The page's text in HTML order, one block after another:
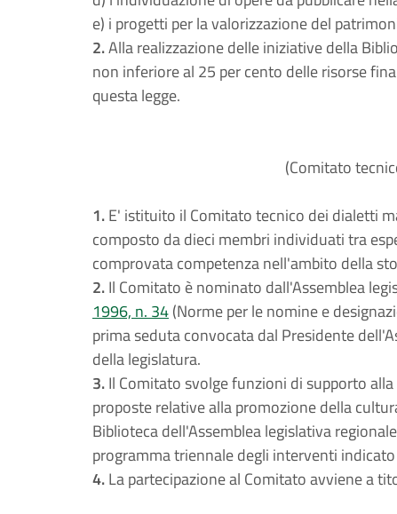
e) i progetti per la valorizzazione del
2.Alla realizzazione delle iniziative della
non inferiore al 25 per cento delle risorse
questa legge.
(Comitato
1.E' istituito il Comitato tecnico dei dialetti
composto da dieci membri individuati tra
comprovata competenza nell'ambito della
2.Il Comitato è nominato dall'Assemblea
1996, n. 34(Norme per le nomine e
prima seduta convocata dal Presidente
della legislatura.
3.Il Comitato svolge funzioni di supporto
proposte relative alla promozione della
Biblioteca dell'Assemblea legislativa
programma triennale degli interventi
4.La partecipazione al Comitato avviene a